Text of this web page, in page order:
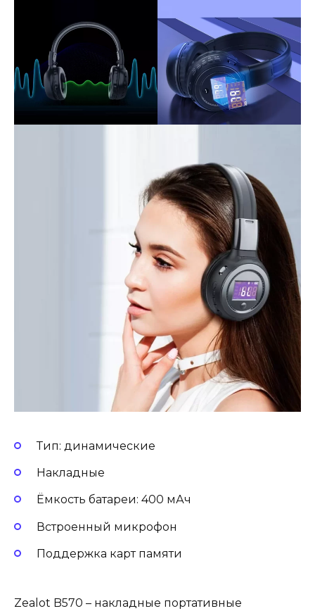
Тип: динамические
Накладные
Ёмкость батареи: 400 мАч
Встроенный микрофон
Поддержка карт памяти
Zealot B570 – накладные портативные